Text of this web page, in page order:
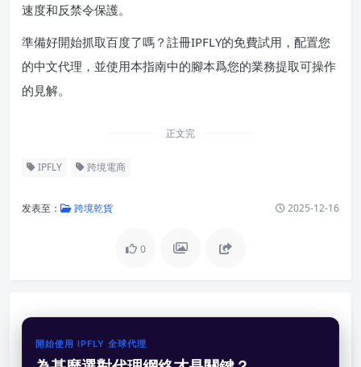
速度和反禁令保護。
準備好開始抓取百度了嗎？註冊IPFLY的免費試用，配置您
的中文代理，並使用本指南中的腳本爲您的業務提取可操作
的見解。
正文完
IPFLY 跨境電商
发表至： 跨境乾貨 2025-12-16
0
開始使用 IPFLY 全球代理